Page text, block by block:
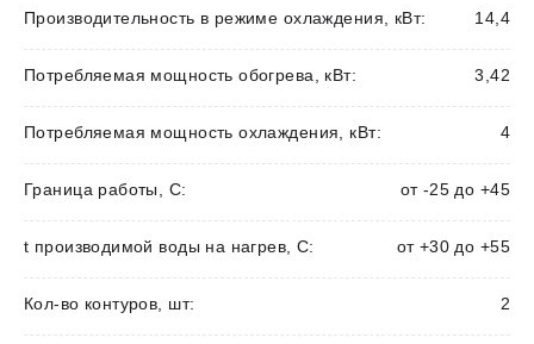
Производительность в режиме охлаждения, кВт: 14,4
Потребляемая мощность обогрева, кВт: 3,42
Потребляемая мощность охлаждения, кВт: 4
Граница работы, С: от -25 до +45
t производимой воды на нагрев, С: от +30 до +55
Кол-во контуров, шт: 2